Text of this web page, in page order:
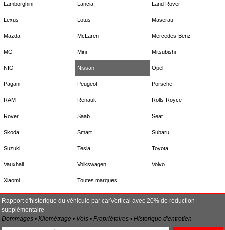
Lamborghini Lancia Land Rover
Lexus Lotus Maserati
Mazda McLaren Mercedes-Benz
MG Mini Mitsubishi
NIO Nissan Opel
Pagani Peugeot Porsche
RAM Renault Rolls-Royce
Rover Saab Seat
Skoda Smart Subaru
Suzuki Tesla Toyota
Vauxhall Volkswagen Volvo
Xiaomi Toutes marques
Rapport d'historique du véhicule par carVertical avec 20% de réduction
supplémentaire
Dommages • Kilométrage • Vols • Propriétaires • Historique d'entretien